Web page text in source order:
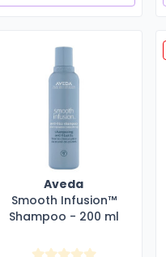
Aveda
Smooth Infusion™
Shampoo - 200 ml